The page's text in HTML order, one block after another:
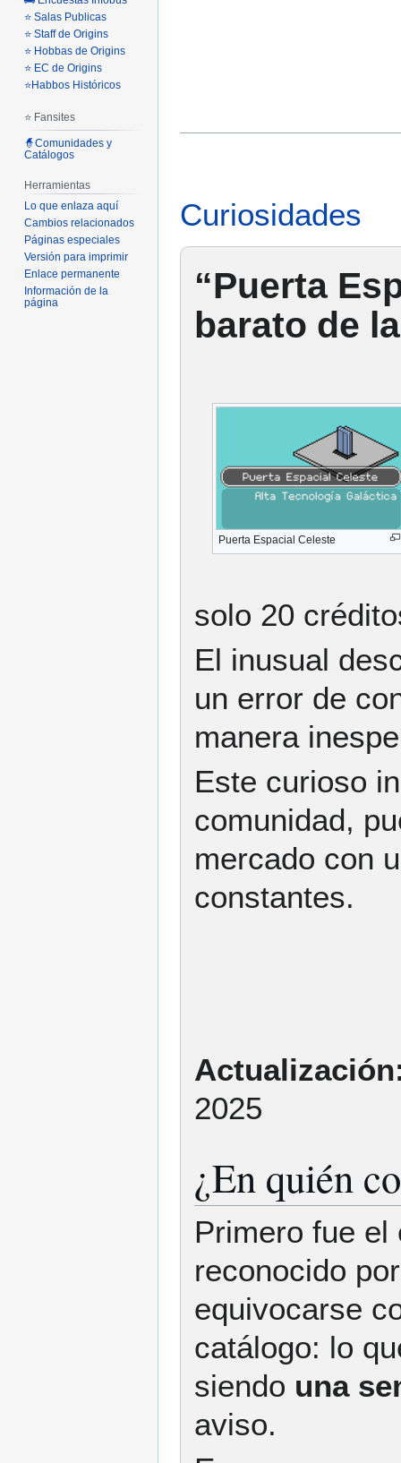
Curiosidades
“Puerta
barato de
Puerta Espacial Celeste
solo 20
El inusual
un error de
manera
Este curioso
comunidad,
mercado con
constantes.
2025
¿En quién
Primero fue
reconocido
equivocarse
catálogo: lo
siendo una
aviso.
⭐ Salas Publicas
⭐ Staff de Origins
⭐ Hobbas de Origins
⭐ EC de Origins
⭐Habbos Históricos
⭐ Fansites
🧙Comunidades y
Catálogos
Herramientas
Lo que enlaza aquí
Cambios relacionados
Páginas especiales
Versión para imprimir
Enlace permanente
Información de la
página